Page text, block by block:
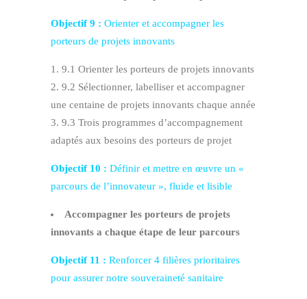
Objectif 9 : Orienter et accompagner les
porteurs de projets innovants
9.1 Orienter les porteurs de projets innovants
9.2 Sélectionner, labelliser et accompagner
une centaine de projets innovants chaque année
9.3 Trois programmes d’accompagnement
adaptés aux besoins des porteurs de projet
Objectif 10 : Définir et mettre en œuvre un «
parcours de l’innovateur », fluide et lisible
Accompagner les porteurs de projets
innovants a chaque étape de leur parcours
Objectif 11 : Renforcer 4 filières prioritaires
pour assurer notre souveraineté sanitaire